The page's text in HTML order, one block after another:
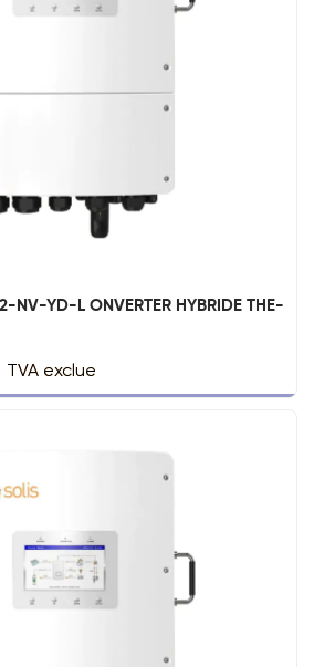
NV-YD-L ONVERTER HYBRIDE THE-
TVA exclue